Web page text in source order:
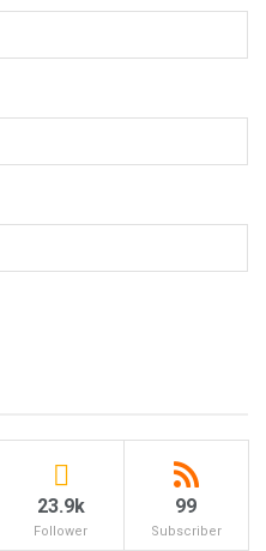
23.9k
Follower
99
Subscriber